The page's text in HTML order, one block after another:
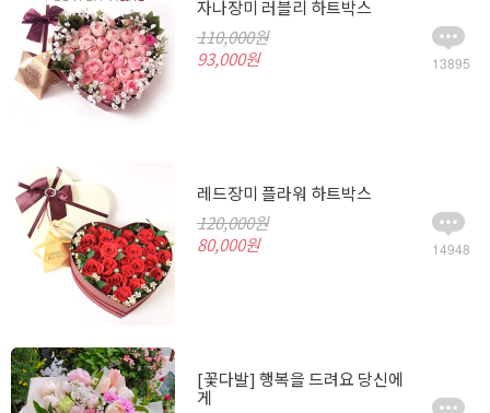
자나장미 러블리 하트박스
110,000원
93,000원
13895
레드장미 플라워 하트박스
120,000원
80,000원
14948
[꽃다발] 행복을 드려요 당신에
게